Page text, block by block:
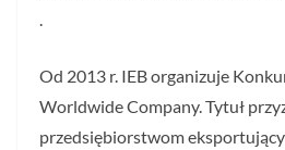
.
Od 2013 r. IEB organizuje
Worldwide Company. Tytuł
przedsiębiorstwom